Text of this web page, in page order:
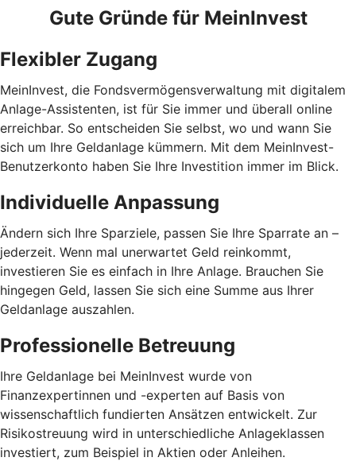
Gute Gründe für MeinInvest
Flexibler Zugang
MeinInvest, die Fondsvermögensverwaltung mit digitalem
Anlage-Assistenten, ist für Sie immer und überall online
erreichbar. So entscheiden Sie selbst, wo und wann Sie
sich um Ihre Geldanlage kümmern. Mit dem MeinInvest-
Benutzerkonto haben Sie Ihre Investition immer im Blick.
Individuelle Anpassung
Ändern sich Ihre Sparziele, passen Sie Ihre Sparrate an –
jederzeit. Wenn mal unerwartet Geld reinkommt,
investieren Sie es einfach in Ihre Anlage. Brauchen Sie
hingegen Geld, lassen Sie sich eine Summe aus Ihrer
Geldanlage auszahlen.
Professionelle Betreuung
Ihre Geldanlage bei MeinInvest wurde von
Finanzexpertinnen und -experten auf Basis von
wissenschaftlich fundierten Ansätzen entwickelt. Zur
Risikostreuung wird in unterschiedliche Anlageklassen
investiert, zum Beispiel in Aktien oder Anleihen.